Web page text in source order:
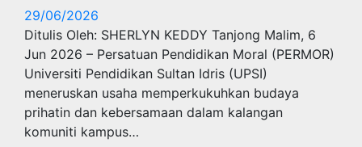
29/06/2026
Ditulis Oleh: SHERLYN KEDDY Tanjong Malim, 6
Jun 2026 – Persatuan Pendidikan Moral (PERMOR)
Universiti Pendidikan Sultan Idris (UPSI)
meneruskan usaha memperkukuhkan budaya
prihatin dan kebersamaan dalam kalangan
komuniti kampus…